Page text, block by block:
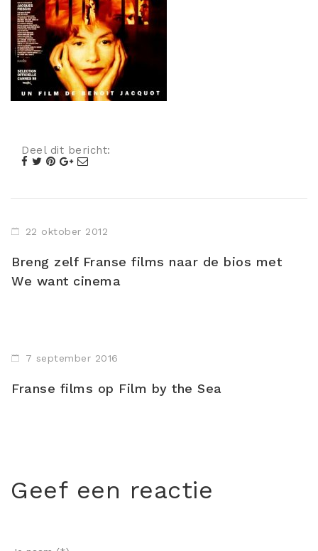
Thriller
Deel dit bericht:
22 oktober 2012
Breng zelf Franse films naar de bios met
We want cinema
7 september 2016
Franse films op Film by the Sea
Geef een reactie